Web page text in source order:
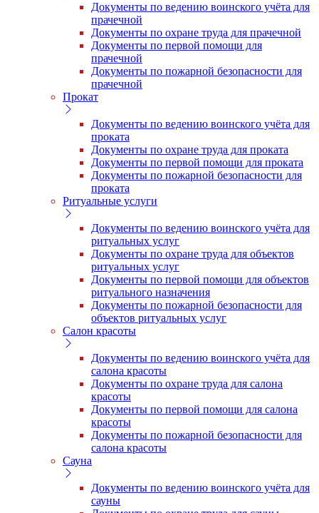
Документы по ведению воинского учёта для
прачечной
Документы по охране труда для прачечной
Документы по первой помощи для
прачечной
Документы по пожарной безопасности для
прачечной
Прокат
Документы по ведению воинского учёта для
проката
Документы по охране труда для проката
Документы по первой помощи для проката
Документы по пожарной безопасности для
проката
Ритуальные услуги
Документы по ведению воинского учёта для
ритуальных услуг
Документы по охране труда для объектов
ритуальных услуг
Документы по первой помощи для объектов
ритуального назначения
Документы по пожарной безопасности для
объектов ритуальных услуг
Салон красоты
Документы по ведению воинского учёта для
салона красоты
Документы по охране труда для салона
красоты
Документы по первой помощи для салона
красоты
Документы по пожарной безопасности для
салона красоты
Сауна
Документы по ведению воинского учёта для
сауны